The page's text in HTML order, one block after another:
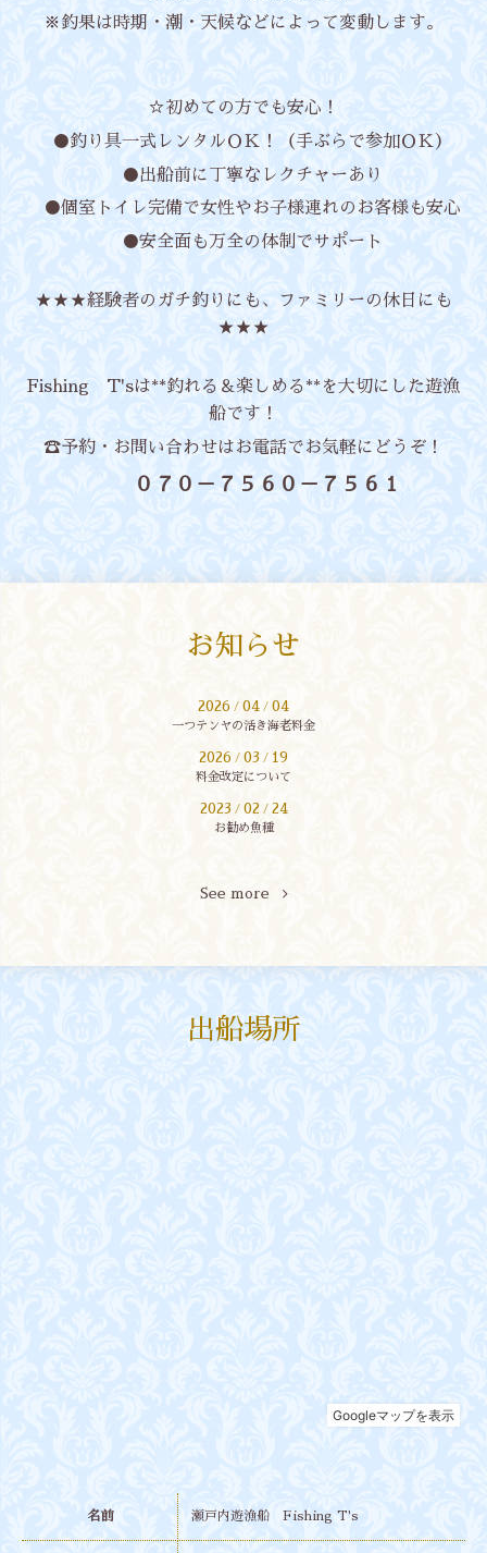
※釣果は時期・潮・天候などによって変動します。
☆初めての方でも安心！
●釣り具一式レンタルＯＫ！（手ぶらで参加ＯＫ）
●出船前に丁寧なレクチャーあり
●個室トイレ完備で女性やお子様連れのお客様も安心
●安全面も万全の体制でサポート
★★★経験者のガチ釣りにも、ファミリーの休日にも
★★★
Fishing T'sは**釣れる＆楽しめる**を大切にした遊漁
船です！
☎予約・お問い合わせはお電話でお気軽にどうぞ！
０７０－７５６０－７５６１
お知らせ
2026 / 04 / 04
一つテンヤの活き海老料金
2026 / 03 / 19
料金改定について
2023 / 02 / 24
お勧め魚種
See more
出船場所
名前 瀬戸内遊漁船 Fishing T's